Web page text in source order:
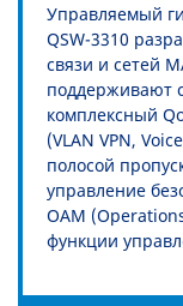
Управляемый
QSW-3310
связи и сетей
поддерживают
комплексный
(VLAN VPN,
полосой
управление
OAM
функции